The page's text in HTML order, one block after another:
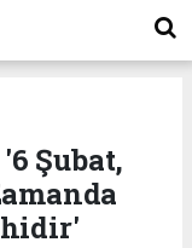
Şubat,